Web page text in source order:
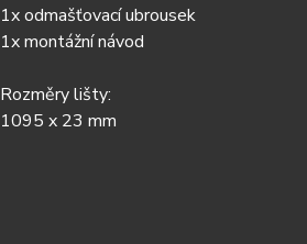
1x odmašťovací ubrousek
1x montážní návod
Rozměry lišty:
1095 x 23 mm